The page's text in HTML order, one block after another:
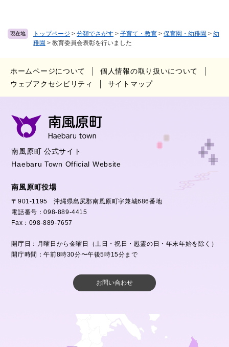
現在地 トップページ > 分類でさがす > 子育て・教育 > 保育園・幼稚園 > 幼
稚園 > 教育委員会表彰を行いました
ホームページについて
個人情報の取り扱いについて
ウェブアクセシビリティ
サイトマップ
南風原町 公式サイト
Haebaru Town Official Website
南風原町役場
〒901-1195 沖縄県島尻郡南風原町字兼城686番地
電話番号：098-889-4415
Fax：098-889-7657
開庁日：月曜日から金曜日（土日・祝日・慰霊の日・年末年始を除く）
開庁時間：午前8時30分〜午後5時15分まで
お問い合わせ